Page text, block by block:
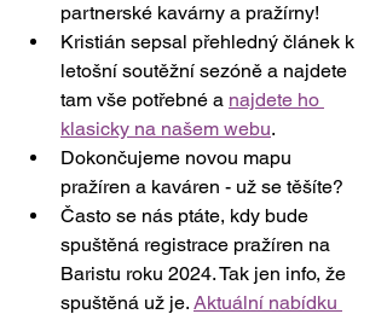
partnerské kavárny a pražírny!
Kristián sepsal přehledný článek k
letošní soutěžní sezóně a najdete
tam vše potřebné a najdete ho
klasicky na našem webu.
Dokončujeme novou mapu
pražíren a kaváren - už se těšíte?
Často se nás ptáte, kdy bude
spuštěná registrace pražíren na
Baristu roku 2024. Tak jen info, že
spuštěná už je. Aktuální nabídku